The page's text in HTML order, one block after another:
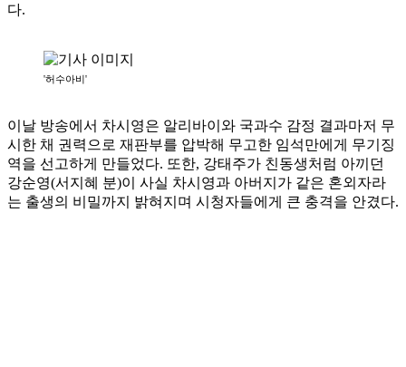
다.
'허수아비'
이날 방송에서 차시영은 알리바이와 국과수 감정 결과마저 무
시한 채 권력으로 재판부를 압박해 무고한 임석만에게 무기징
역을 선고하게 만들었다. 또한, 강태주가 친동생처럼 아끼던
강순영(서지혜 분)이 사실 차시영과 아버지가 같은 혼외자라
는 출생의 비밀까지 밝혀지며 시청자들에게 큰 충격을 안겼다.